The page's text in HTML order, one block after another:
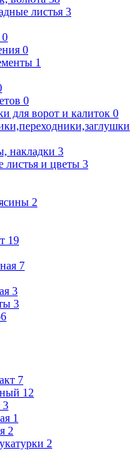
листья 3
0
0
1
0
для ворот и калиток 0
накладки 3
и цветы 3
2
19
7
3
3
7
12
3
1
2
2